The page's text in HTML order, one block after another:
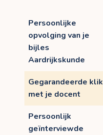
Persoonlijke
opvolging van je
bijles
Aardrijkskunde
Gegarandeerde klik
met je docent
Persoonlijk
geïnterviewde